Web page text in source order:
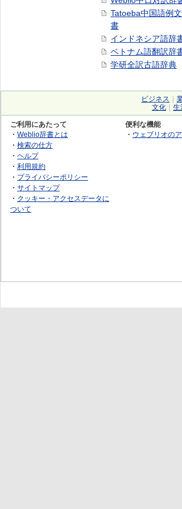
Tatoeba中国語例
書
インドネシア語辞
ベトナム語翻訳辞
学研全訳古語辞典
ビジネス
文化
生
ご利用にあたって
・ Weblio辞書とは
・ 検索の仕方
・ ヘルプ
・ 利用規約
・ プライバシーポリシー
・ サイトマップ
・ クッキー・アクセスデータに
ついて
便利な機能
・ ウェブリオの